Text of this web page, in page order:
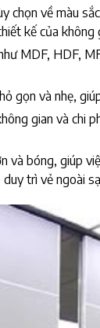
chọn về màu
kế của không
MDF, HDF,
gọn và nhẹ,
gian và chi
và bóng, giúp
trì vẻ ngoài